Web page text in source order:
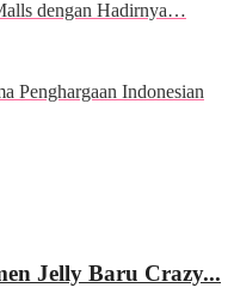
dengan Hadirnya…
Penghargaan Indonesian
Jelly Baru Crazy...